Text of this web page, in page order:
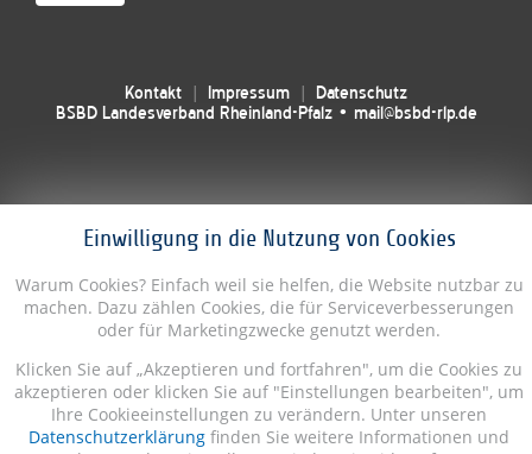
Einwilligung in die Nutzung von Cookies
Warum Cookies? Einfach weil sie helfen, die Website nutzbar zu
machen. Dazu zählen Cookies, die für Serviceverbesserungen
oder für Marketingzwecke genutzt werden.
Klicken Sie auf „Akzeptieren und fortfahren", um die Cookies zu
akzeptieren oder klicken Sie auf "Einstellungen bearbeiten", um
Ihre Cookieeinstellungen zu verändern. Unter unseren
Datenschutzerklärung finden Sie weitere Informationen und
Kontakt Impressum
Datenschutz
BSBD Landesverband Rheinland-Pfalz • mail@bsbd-rlp.de